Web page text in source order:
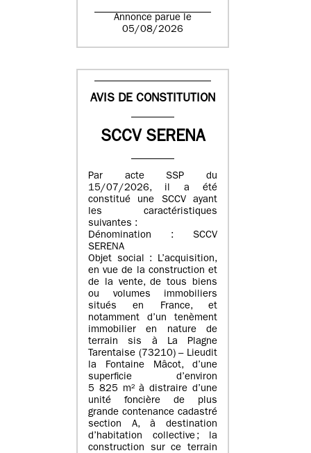
Annonce parue le
05/08/2026
AVIS DE CONSTITUTION
SCCV SERENA
Par acte SSP du
15/07/2026, il a été
constitué une SCCV ayant
les caractéristiques
suivantes :
Dénomination : SCCV
SERENA
Objet social : L’acquisition,
en vue de la construction et
de la vente, de tous biens
ou volumes immobiliers
situés en France, et
notamment d’un tenèment
immobilier en nature de
terrain sis à La Plagne
Tarentaise (73210) – Lieudit
la Fontaine Mâcot, d’une
superficie d’environ
5 825 m² à distraire d’une
unité foncière de plus
grande contenance cadastré
section A, à destination
d’habitation collective ; la
construction sur ce terrain